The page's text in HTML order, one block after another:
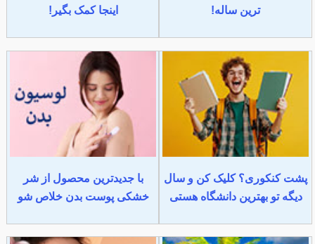
ترین ساله!
اینجا کمک بگیر!
پشت کنکوری؟ کلیک کن و سال
دیگه تو بهترین دانشگاه هستی
با جدیدترین محصول از شر
خشکی پوست بدن خلاص شو